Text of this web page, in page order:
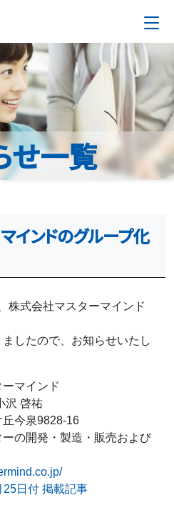
せ一覧
インドのグループ化
株式会社マスターマインド
したので、お知らせいたし
マインド
沢 啓祐
今泉9828-16
の開発・製造・販売および
日付 掲載記事